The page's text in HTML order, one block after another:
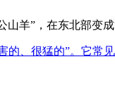
山羊”，在东北部变
、很猛的”。它常